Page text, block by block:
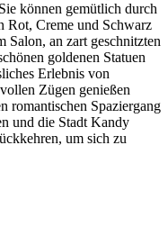
können gemütlich durch
Rot, Creme und Schwarz
Salon, an zart geschnitzten
goldenen Statuen
Erlebnis von
Zügen genießen
romantischen Spaziergang
und die Stadt Kandy
um sich zu